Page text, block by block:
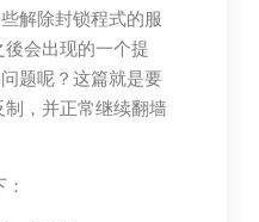
解除封锁程式的服
会出现的一个提
题呢？这篇就是要
，并正常继续翻墙